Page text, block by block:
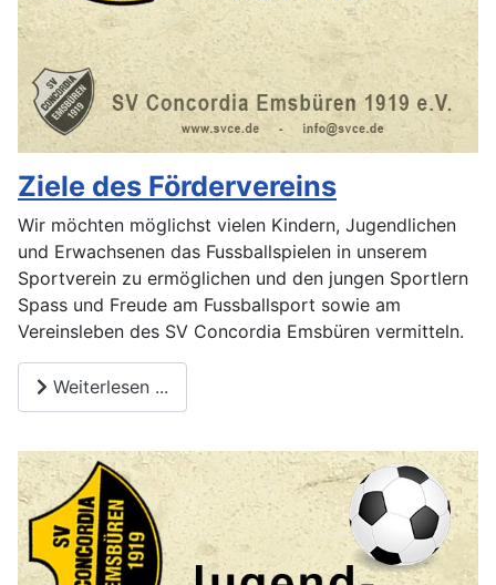
Ziele des Fördervereins
Wir möchten möglichst vielen Kindern, Jugendlichen
und Erwachsenen das Fussballspielen in unserem
Sportverein zu ermöglichen und den jungen Sportlern
Spass und Freude am Fussballsport sowie am
Vereinsleben des SV Concordia Emsbüren vermitteln.
Weiterlesen ...